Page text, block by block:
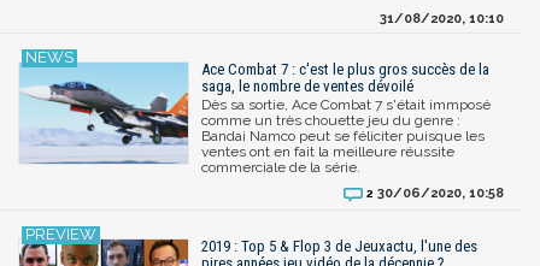
31/08/2020, 10:10
Ace Combat 7 : c'est le plus gros succès de la
saga, le nombre de ventes dévoilé
Dès sa sortie, Ace Combat 7 s'était immposé
comme un très chouette jeu du genre :
Bandai Namco peut se féliciter puisque les
ventes ont en fait la meilleure réussite
commerciale de la série.
2 30/06/2020, 10:58
2019 : Top 5 & Flop 3 de Jeuxactu, l'une des